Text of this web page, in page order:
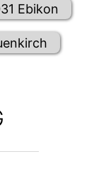
Ebikon